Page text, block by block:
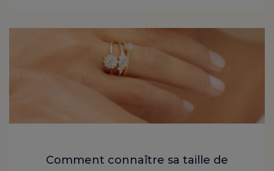
Comment connaître sa taille de